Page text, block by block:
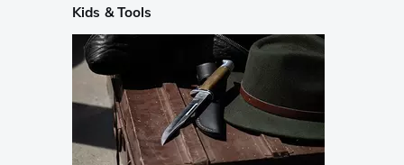
Kids & Tools